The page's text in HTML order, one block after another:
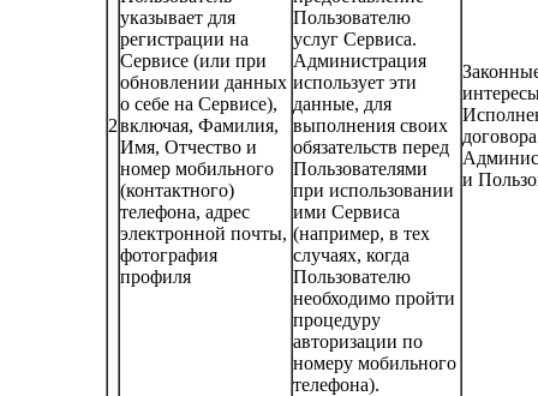
2
указывает для
регистрации на
Сервисе (или при
обновлении данных
о себе на Сервисе),
включая, Фамилия,
Имя, Отчество и
номер мобильного
(контактного)
телефона, адрес
электронной почты,
фотография
профиля
Пользователю
услуг Сервиса.
Администрация
использует эти
данные, для
выполнения своих
обязательств перед
Пользователями
при использовании
ими Сервиса
(например, в тех
случаях, когда
Пользователю
необходимо пройти
процедуру
авторизации по
номеру мобильного
телефона).
и